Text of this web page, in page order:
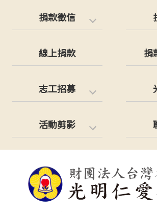
捐款徵信
線上捐款 捐
志工招募
活動剪影